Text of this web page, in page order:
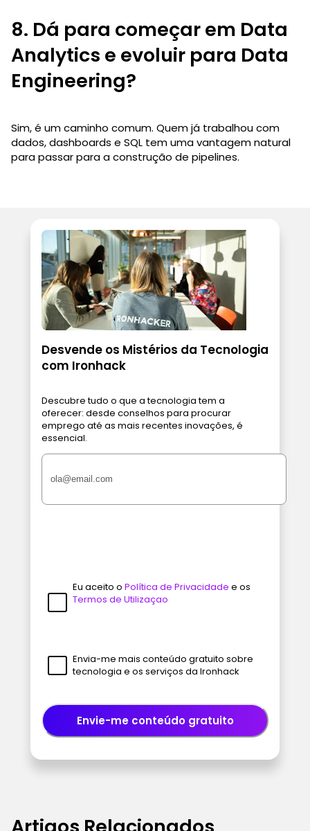
8. Dá para começar em Data
Analytics e evoluir para Data
Engineering?
Sim, é um caminho comum. Quem já trabalhou com
dados, dashboards e SQL tem uma vantagem natural
para passar para a construção de pipelines.
Desvende os Mistérios da Tecnologia
com Ironhack
Descubre tudo o que a tecnologia tem a
oferecer: desde conselhos para procurar
emprego até as mais recentes inovações, é
essencial.
Eu aceito o Política de Privacidade e os
Termos de Utilizaçao
Envia-me mais conteúdo gratuito sobre
tecnologia e os serviços da Ironhack
Envie-me conteúdo gratuito